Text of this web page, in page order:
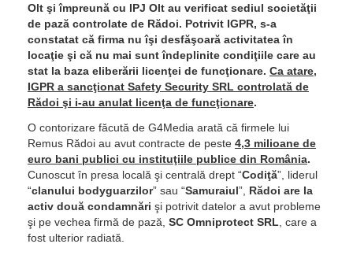
Olt şi împreună cu IPJ Olt au verificat sediul societăţii
de pază controlate de Rădoi. Potrivit IGPR, s-a
constatat că firma nu îşi desfăşoară activitatea în
locaţie şi că nu mai sunt îndeplinite condiţiile care au
stat la baza eliberării licenţei de funcţionare. Ca atare,
IGPR a sancţionat Safety Security SRL controlată de
Rădoi şi i-au anulat licenţa de funcţionare.
O contorizare făcută de G4Media arată că firmele lui
Remus Rădoi au avut contracte de peste 4,3 milioane de
euro bani publici cu instituţiile publice din România.
Cunoscut în presa locală şi centrală drept “Codiţă”, liderul
“clanului bodyguarzilor” sau “Samuraiul”, Rădoi are la
activ două condamnări şi potrivit datelor a avut probleme
şi pe vechea firmă de pază, SC Omniprotect SRL , care a
fost ulterior radiată.